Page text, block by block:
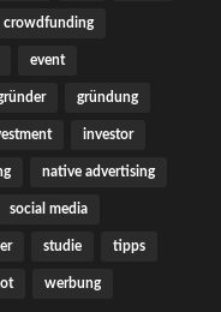
crowdfunding
event
gründung
investor
native advertising
social media
studie tipps
werbung